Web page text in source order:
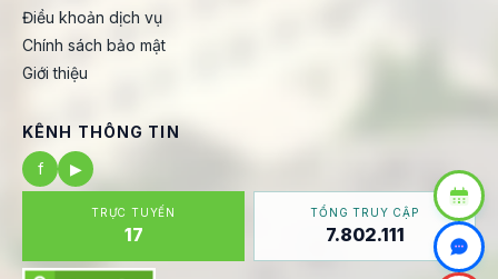
Điều khoản dịch vụ
Chính sách bảo mật
Giới thiệu
KÊNH THÔNG TIN
f
▶
TRỰC TUYẾN
17
TỔNG TRUY CẬP
7.802.111